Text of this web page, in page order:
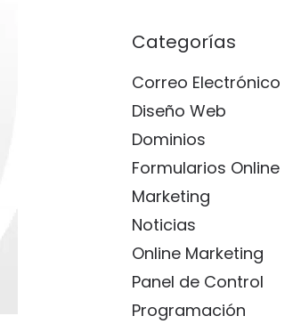
Categorías
Correo Electrónico
Diseño Web
Dominios
Formularios Online
Marketing
Noticias
Online Marketing
Panel de Control
Programación